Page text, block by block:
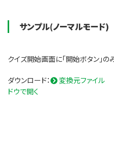
サンプル(ノーマルモード)
クイズ開始画面に「開始ボタン」の
ダウンロード： 変換元ファイル
ドウで開く